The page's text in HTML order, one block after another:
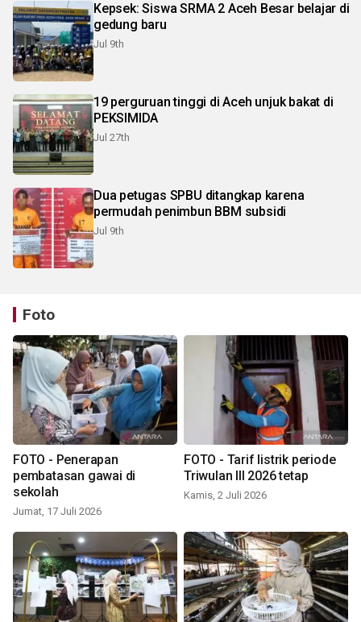
Kepsek: Siswa SRMA 2 Aceh Besar belajar di
gedung baru
Jul 9th
19 perguruan tinggi di Aceh unjuk bakat di
PEKSIMIDA
Jul 27th
Dua petugas SPBU ditangkap karena
permudah penimbun BBM subsidi
Jul 9th
Foto
FOTO - Penerapan
pembatasan gawai di
sekolah
Jumat, 17 Juli 2026
FOTO - Tarif listrik periode
Triwulan III 2026 tetap
Kamis, 2 Juli 2026